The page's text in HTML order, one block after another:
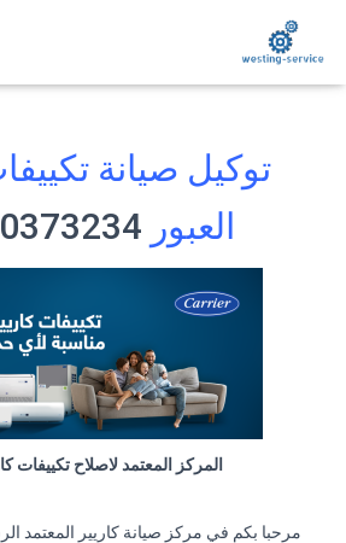
توكيل صيانة
العبور
المركز المعتمد لاصلاح تكييفات
مرحبا بكم في مركز صيانة كاريير المعتمد